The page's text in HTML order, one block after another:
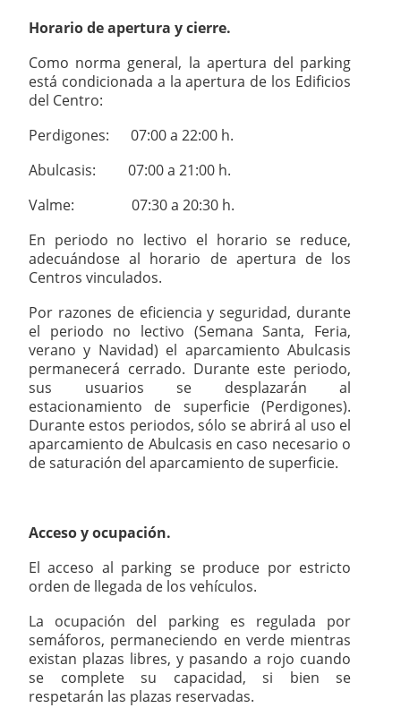
Horario de apertura y cierre.
Como norma general, la apertura del parking
está condicionada a la apertura de los Edificios
del Centro:
Perdigones: 07:00 a 22:00 h.
Abulcasis: 07:00 a 21:00 h.
Valme: 07:30 a 20:30 h.
En periodo no lectivo el horario se reduce,
adecuándose al horario de apertura de los
Centros vinculados.
Por razones de eficiencia y seguridad, durante
el periodo no lectivo (Semana Santa, Feria,
verano y Navidad) el aparcamiento Abulcasis
permanecerá cerrado. Durante este periodo,
sus usuarios se desplazarán al
estacionamiento de superficie (Perdigones).
Durante estos periodos, sólo se abrirá al uso el
aparcamiento de Abulcasis en caso necesario o
de saturación del aparcamiento de superficie.
Acceso y ocupación.
El acceso al parking se produce por estricto
orden de llegada de los vehículos.
La ocupación del parking es regulada por
semáforos, permaneciendo en verde mientras
existan plazas libres, y pasando a rojo cuando
se complete su capacidad, si bien se
respetarán las plazas reservadas.